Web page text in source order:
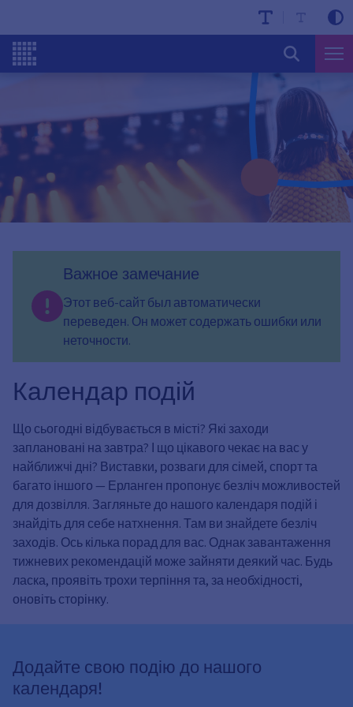
Важное замечание
Этот веб-сайт был автоматически
переведен. Он может содержать ошибки или
неточности.
Календар подій
Що сьогодні відбувається в місті? Які заходи
заплановані на завтра? І що цікавого чекає на вас у
найближчі дні? Виставки, розваги для сімей, спорт та
багато іншого — Ерланген пропонує безліч можливостей
для дозвілля. Загляньте до нашого календаря подій і
знайдіть для себе натхнення. Там ви знайдете безліч
заходів. Ось кілька порад для вас. Однак завантаження
тижневих рекомендацій може зайняти деякий час. Будь
ласка, проявіть трохи терпіння та, за необхідності,
оновіть сторінку.
Додайте свою подію до нашого
календаря!